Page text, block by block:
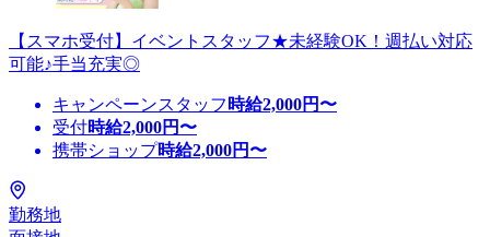
【スマホ受付】イベントスタッフ★未経験OK！週払い対応
可能♪手当充実◎
キャンペーンスタッフ 時給2,000円〜
受付時給2,000円〜
携帯ショップ時給2,000円〜
勤務地